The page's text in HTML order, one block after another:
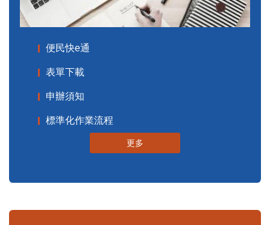
便民快e通
表單下載
申辦須知
標準化作業流程
更多